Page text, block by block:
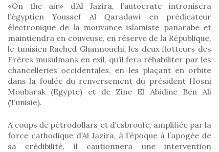
«On the air» d’Al Jazira, l’autocrate intronisera
l’égyptien Youssef Al Qaradawi en prédicateur
électronique de la mouvance islamiste panarabe et
maintiendra en couveuse, en réserve de la République,
le tunisien Rached Ghannouchi, les deux flotteurs des
Frères musulmans en exil, qu’il fera réhabiliter par les
chancelleries occidentales, en les plaçant en orbite
dans la foulée du renversement du président Hosni
Moubarak (Egypte) et de Zine El Abidine Ben Ali
(Tunisie).
A coups de pétrodollars et d’esbroufe, amplifiée par la
force cathodique d’Al Jazira, à l’époque à l’apogée de
sa crédibilité, il cautionnera une intervention